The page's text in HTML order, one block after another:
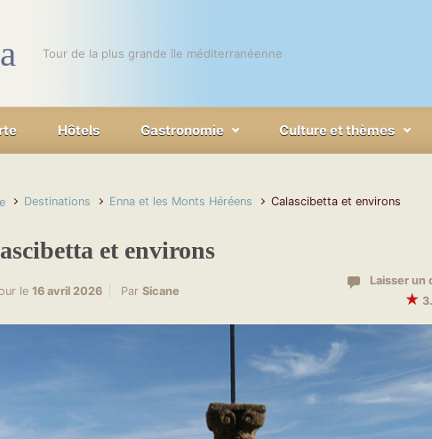
Tour de la plus grande île méditerranéenne
Hôtels Gastronomie Culture et thèmes
Destinations Enna et les Monts Héréens Calascibetta et environs
et environs
le16 avril 2026 ParSicane
Laisser un
★